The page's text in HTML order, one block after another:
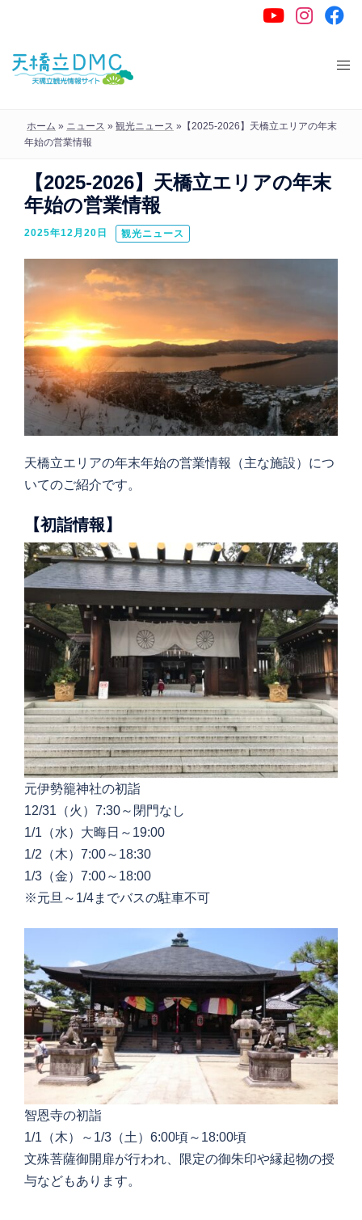
ホーム » ニュース » 観光ニュース » 【2025-2026】天橋立エリアの年末
年始の営業情報
【2025-2026】天橋立エリアの年末
年始の営業情報
2025年12月20日 観光ニュース
天橋立エリアの年末年始の営業情報（主な施設）につ
いてのご紹介です。
【初詣情報】
元伊勢籠神社の初詣
12/31（火）7:30～閉門なし
1/1（水）大晦日～19:00
1/2（木）7:00～18:30
1/3（金）7:00～18:00
※元旦～1/4までバスの駐車不可
智恩寺の初詣
1/1（木）～1/3（土）6:00頃～18:00頃
文殊菩薩御開扉が行われ、限定の御朱印や縁起物の授
与などもあります。